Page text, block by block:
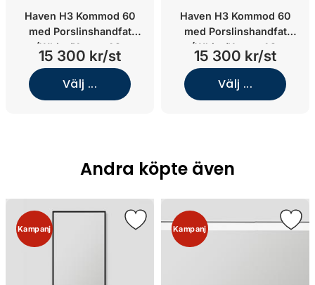
Haven H3 Kommod 60
med Porslinshandfat
(White/Knopp A2.
02/Mattsvart)
15 300 kr/st
Välj ...
Haven H3 Kommod 60
med Porslinshandfat
(White/Knopp A2.
04/Koppar)
15 300 kr/st
Välj ...
Andra köpte även
Kampanj Kampanj